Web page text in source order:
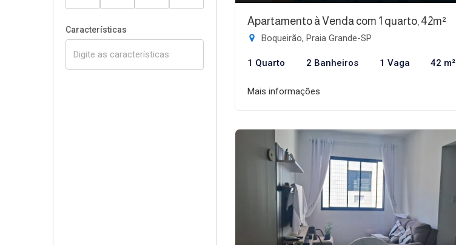
Características
Apartamento à Venda com 1 quarto, 42m²
Boqueirão, Praia Grande-SP
1 Quarto 2 Banheiros 1 Vaga 42 m²
Mais informações